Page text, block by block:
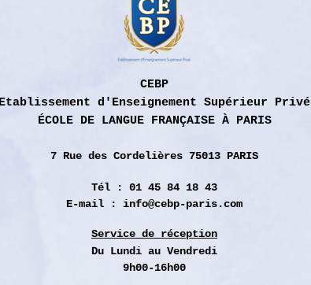
CEBP
Etablissement d'Enseignement Supérieur Privé
ÉCOLE DE LANGUE FRANÇAISE À PARIS
7 Rue des Cordelières 75013 PARIS
Tél : 01 45 84 18 43
E-mail : info@cebp-paris.com
Service de réception
Du Lundi au Vendredi
9h00-16h00